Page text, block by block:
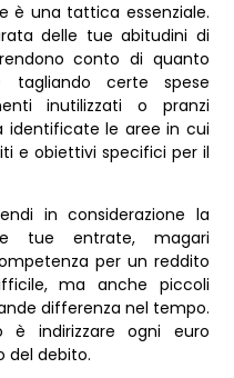
è una tattica essenziale.
delle tue abitudini di
conto di quanto
tagliando certe spese
inutilizzati o pranzi
identificate le aree in cui
e obiettivi specifici per il
in considerazione la
tue entrate, magari
per un reddito
ma anche piccoli
differenza nel tempo.
indirizzare ogni euro
del debito.